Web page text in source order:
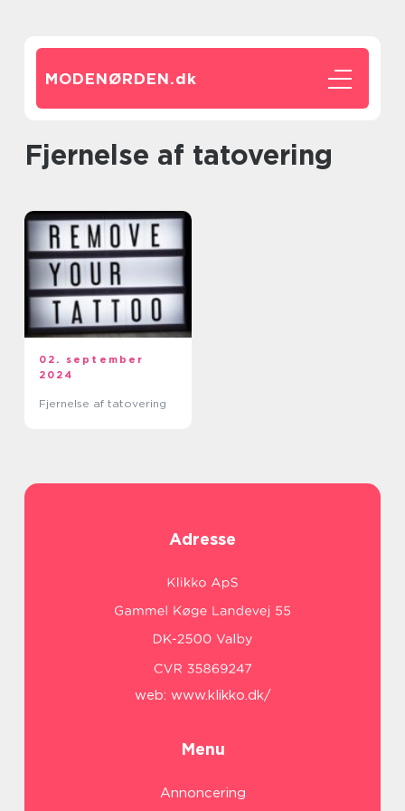
MODENØRDEN.dk
Fjernelse af tatovering
02. september
2024
Fjernelse af tatovering
Adresse
web: www.klikko.dk/
Menu
Annoncering